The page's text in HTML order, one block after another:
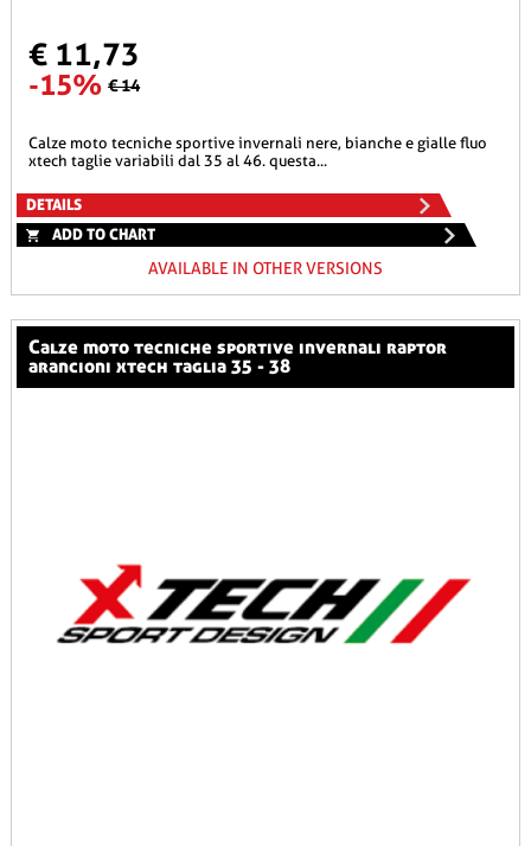
€ 11,73
-15% € 14
calze moto tecniche sportive invernali nere, bianche e gialle fluo
xtech taglie variabili dal 35 al 46. questa...
DETAILS
ADD TO CHART
AVAILABLE IN OTHER VERSIONS
calze moto tecniche sportive invernali raptor
arancioni xtech taglia 35 - 38